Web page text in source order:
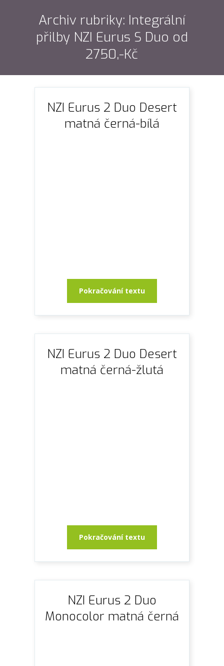
Archiv rubriky: Integrální
přilby NZI Eurus S Duo od
2750,-Kč
NZI Eurus 2 Duo Desert
matná černá-bílá
Pokračování textu
NZI Eurus 2 Duo Desert
matná černá-žlutá
Pokračování textu
NZI Eurus 2 Duo
Monocolor matná černá